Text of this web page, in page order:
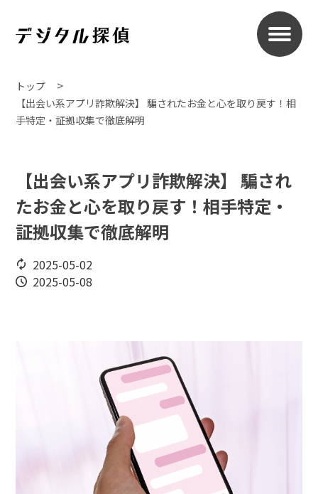
トップ
【出会い系アプリ詐欺解決】 騙されたお金と心を取り戻す！相
手特定・証拠収集で徹底解明
【出会い系アプリ詐欺解決】 騙され
たお金と心を取り戻す！相手特定・
証拠収集で徹底解明
2025-05-02
2025-05-08